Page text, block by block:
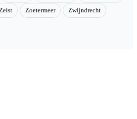
Zoetermeer Zwijndrecht